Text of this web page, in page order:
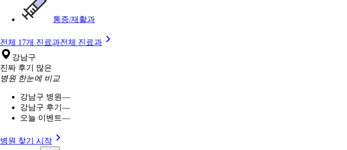
통증/재활과
전체 17개 진료과전체 진료과
강남구
진짜 후기 많은
병원 한눈에 비교
강남구 병원—
강남구 후기 —
오늘 이벤트—
병원 찾기 시작